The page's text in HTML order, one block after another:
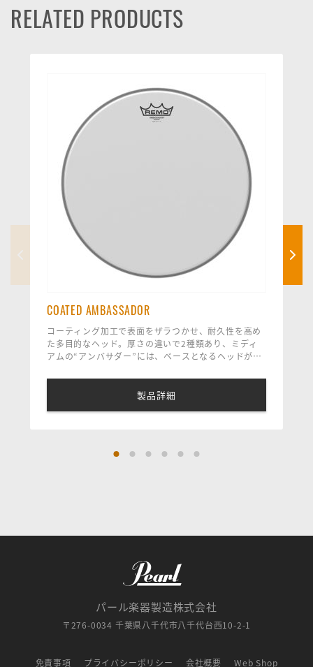
RELATED PRODUCTS
COATED AMBASSADOR
コーティング加工で表面をザラつかせ、耐久性を高め
た多目的なヘッド。厚さの違いで2種類あり、ミディ
アムの“アンバサダー”には、ベースとなるヘッドが2
スよく発揮。ドラムのシェルを選ばない点が特長。
製品詳細
パール楽器製造株式会社
〒276-0034 千葉県八千代市八千代台西10-2-1
免責事項 プライバシーポリシー 会社概要 Web Shop